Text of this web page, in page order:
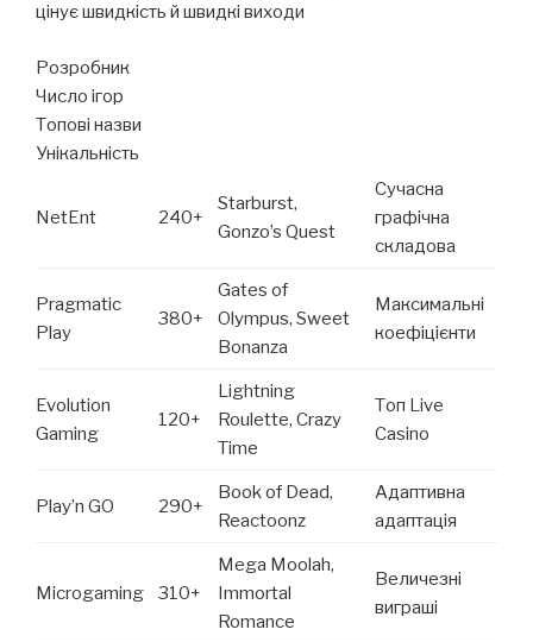
цінує швидкість й швидкі виходи
Розробник
Число ігор
Топові назви
Унікальність
NetEnt 240+
Starburst,
Gonzo’s Quest
Сучасна
графічна
складова
Pragmatic
Play
380+
Gates of
Olympus, Sweet
Bonanza
Максимальні
коефіцієнти
Evolution
Gaming
120+
Lightning
Roulette, Crazy
Time
Топ Live
Casino
Play’n GO 290+
Book of Dead,
Reactoonz
Адаптивна
адаптація
Microgaming 310+
Mega Moolah,
Immortal
Romance
Величезні
виграші